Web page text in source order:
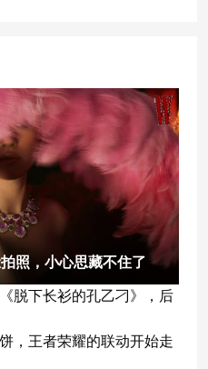
照，小心思藏不住了
脱下长衫的孔乙刁》，后
，王者荣耀的联动开始走